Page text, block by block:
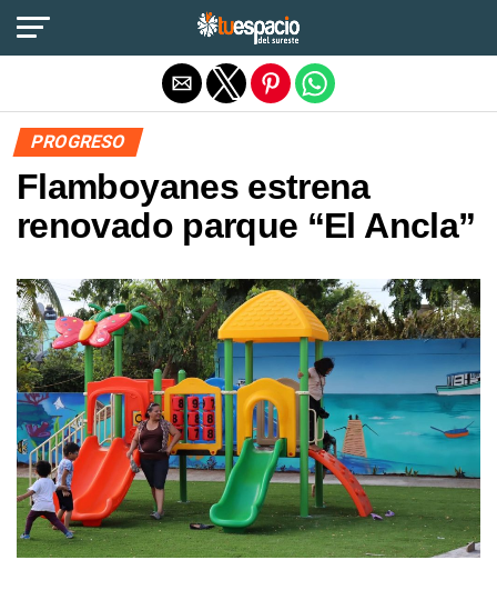
PROGRESO
Flamboyanes estrena
renovado parque “El Ancla”
Salir de la versión móvil